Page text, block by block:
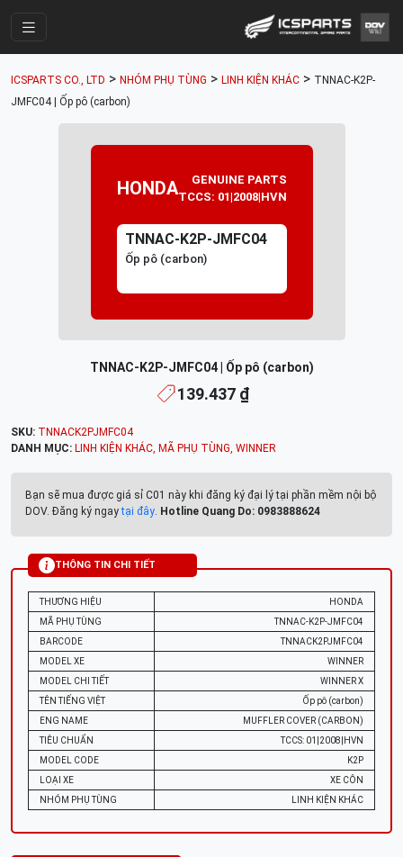
Nhóm Phụ Tùng
Tài khoản
ICSPARTS CO., LTD > NHÓM PHỤ TÙNG > LINH KIỆN KHÁC > TNNAC-K2P-
JMFC04 | Ốp pô (carbon)
HONDA
GENUINE PARTS
TCCS: 01|2008|HVN
TNNAC-K2P-JMFC04
Ốp pô (carbon)
TNNAC-K2P-JMFC04 | Ốp pô (carbon)
139.437 ₫
SKU: TNNACK2PJMFC04
DANH MỤC: LINH KIỆN KHÁC, MÃ PHỤ TÙNG, WINNER
Bạn sẽ mua được giá sỉ C01 này khi đăng ký đại lý tại phần mềm nội bộ
DOV. Đăng ký ngaytại đây. Hotline Quang Do: 0983888624
THÔNG TIN CHI TIẾT
THƯƠNG HIỆU
HONDA
MÃ PHỤ TÙNG
TNNAC-K2P-JMFC04
BARCODE
TNNACK2PJMFC04
MODEL XE
WINNER
MODEL CHI TIẾT
WINNER X
TÊN TIẾNG VIỆT
Ốp pô (carbon)
ENG NAME
MUFFLER COVER (CARBON)
TIÊU CHUẨN
TCCS: 01|2008|HVN
MODEL CODE
K2P
LOẠI XE
XE CÔN
NHÓM PHỤ TÙNG
LINH KIỆN KHÁC